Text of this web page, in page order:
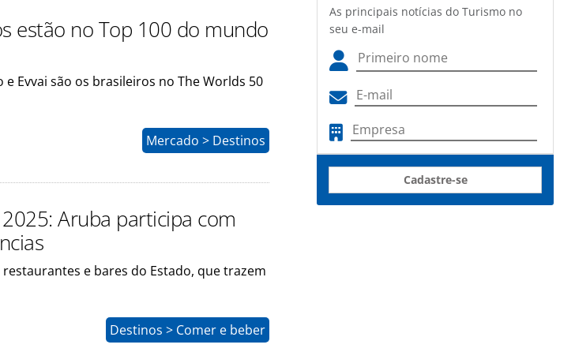
estão no Top 100 do mundo
e Evvai são os brasileiros no The Worlds 50
Mercado > Destinos
Aruba participa com
e bares do Estado, que trazem
Destinos > Comer e beber
As principais notícias do Turismo no
seu e-mail
Cadastre-se